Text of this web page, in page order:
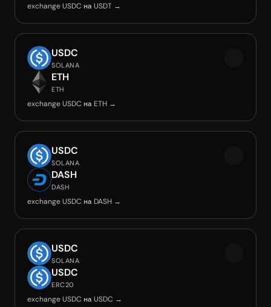
exchange USDC на USDT →
USDC
SOLANA
ETH
ETH
exchange USDC на ETH →
USDC
SOLANA
DASH
DASH
exchange USDC на DASH →
USDC
SOLANA
USDC
ERC20
exchange USDC на USDC →